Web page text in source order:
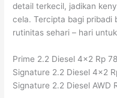
detail terkecil, jadikan
cela. Tercipta bagi pribadi
rutinitas sehari – hari
Prime 2.2 Diesel 4×2 Rp
Signature 2.2 Diesel 4×2
Signature 2.2 Diesel AWD